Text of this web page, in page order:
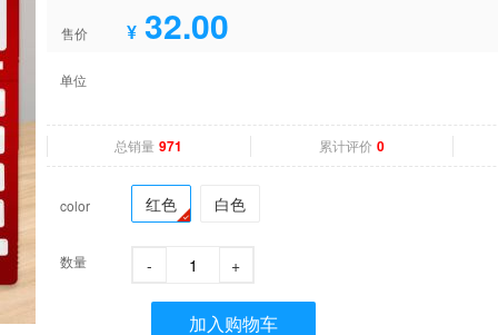
售价 ¥ 32.00
单位
总销量 971 累计评价 0
color 红色 白色
数量 - +
加入购物车